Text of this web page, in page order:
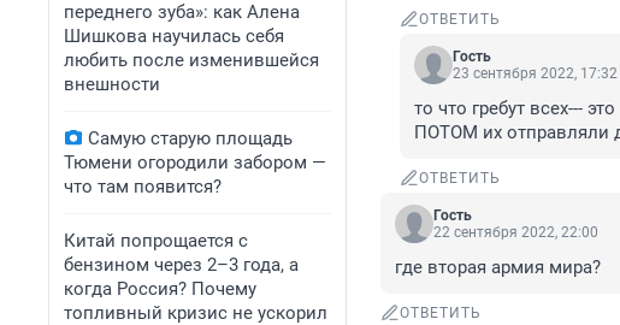
переднего зуба»: как Алена
Шишкова научилась себя
любить после изменившейся
внешности
Самую старую площадь
Тюмени огородили забором —
что там появится?
Китай попрощается с
бензином через 2–3 года, а
когда Россия? Почему
топливный кризис не ускорил
ОТВЕТИТЬ
Гость
23 сентября 2022, 17:32
то что гребут всех---
ПОТОМ их отправляли
ОТВЕТИТЬ
Гость
22 сентября 2022, 22:00
где вторая армия мира?
ОТВЕТИТЬ